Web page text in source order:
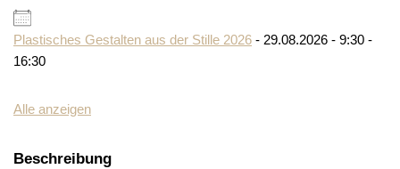
Plastisches Gestalten aus der Stille 2026 - 29.08.2026 - 9:30 -
16:30
Alle anzeigen
Beschreibung